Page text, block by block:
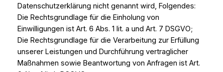
Datenschutzerklärung nicht genannt wird, Folgendes:
Die Rechtsgrundlage für die Einholung von
Einwilligungen ist Art. 6 Abs. 1 lit. a und Art. 7 DSGVO;
Die Rechtsgrundlage für die Verarbeitung zur Erfüllung
unserer Leistungen und Durchführung vertraglicher
Maßnahmen sowie Beantwortung von Anfragen ist Art.